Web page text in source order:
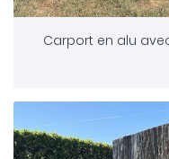
Carport en alu avec